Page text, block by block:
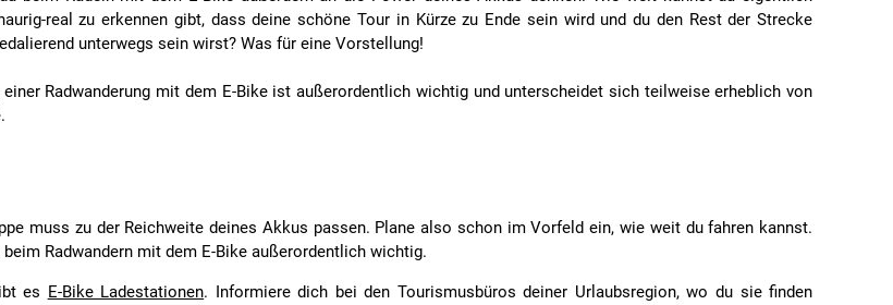
real zu erkennen gibt, dass deine schöne Tour in Kürze zu Ende sein wird und du den Rest der Strecke
unterwegs sein wirst? Was für eine Vorstellung!
einer Radwanderung mit dem E-Bike ist außerordentlich wichtig und unterscheidet sich teilweise erheblich von
muss zu der Reichweite deines Akkus passen. Plane also schon im Vorfeld ein, wie weit du fahren kannst.
Radwandern mit dem E-Bike außerordentlich wichtig.
es E-Bike Ladestationen. Informiere dich bei den Tourismusbüros deiner Urlaubsregion, wo du sie finden